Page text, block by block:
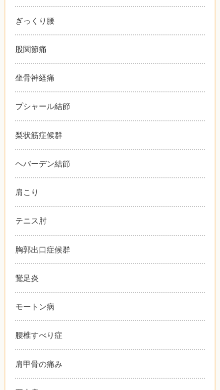
ぎっくり腰
股関節痛
坐骨神経痛
プシャール結節
梨状筋症候群
ヘバーデン結節
肩こり
テニス肘
胸郭出口症候群
鵞足炎
モートン病
腰椎すべり症
肩甲骨の痛み